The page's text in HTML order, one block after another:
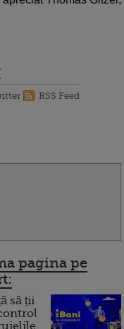
RSS Feed
pagina pe
să ții